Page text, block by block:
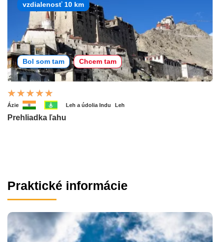
vzdialenosť 10 km
Bol som tam Chcem tam
Ázie Leh a údolia Indu Leh
Prehliadka ľahu
Praktické informácie